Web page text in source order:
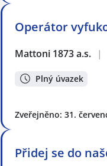
Operátor
Mattoni 1873 a.s. |
Plný úvazek
Zveřejněno: 31.
Přidej se do